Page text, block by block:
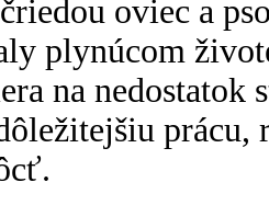
oviec a
plynúcom
na nedostatok
prácu,